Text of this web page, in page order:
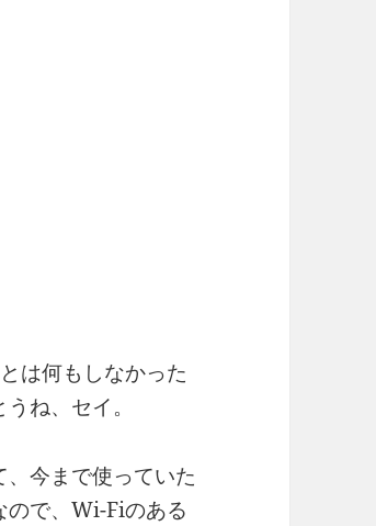
は何もしなかった
ね、セイ。
今まで使っていた
ので、Wi-Fiのある